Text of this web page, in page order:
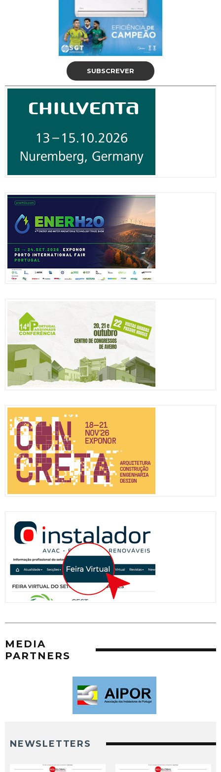
SUBSCREVER
MEDIA
PARTNERS
NEWSLETTERS